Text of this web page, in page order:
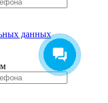
данных